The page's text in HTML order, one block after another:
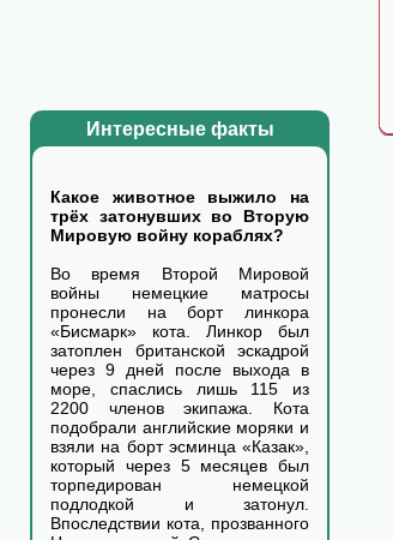
Интересные факты
Какое животное выжило на
трёх затонувших во Вторую
Мировую войну кораблях?
Во время Второй Мировой
войны немецкие матросы
пронесли на борт линкора
«Бисмарк» кота. Линкор был
затоплен британской эскадрой
через 9 дней после выхода в
море, спаслись лишь 115 из
2200 членов экипажа. Кота
подобрали английские моряки и
взяли на борт эсминца «Казак»,
который через 5 месяцев был
торпедирован немецкой
подлодкой и затонул.
Впоследствии кота, прозванного